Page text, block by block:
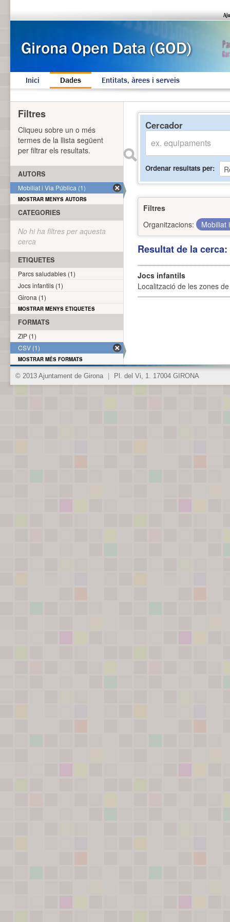
Inici Dades Entitats, àrees i serveis
Cercador
Ordenar resultats per
Filtres
Organitzacions:
Mobiliat
Resultat de la
Jocs infantils
Localització de les zones
Filtres
Cliqueu sobre un o més
termes de la llista següent
per filtrar els resultats.
AUTORS
Mobiliat i Via Pública (1)
MOSTRAR MENYS AUTORS
CATEGORIES
No hi ha filtres per aquesta
cerca
ETIQUETES
Parcs saludables (1)
Jocs infantils (1)
Girona (1)
MOSTRAR MENYS ETIQUETES
FORMATS
ZIP (1)
CSV (1)
MOSTRAR MÉS FORMATS
© 2013 Ajuntament de Girona Pl. del Vi, 1. 17004 GIRONA